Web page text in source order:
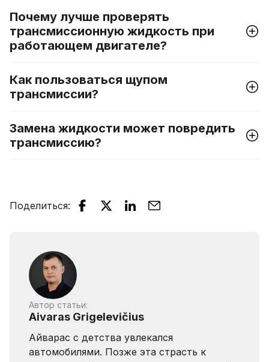
Почему лучше проверять
трансмиссионную жидкость при
работающем двигателе?
Как пользоваться щупом
трансмиссии?
Замена жидкости может повредить
трансмиссию?
Поделиться:
Автор статьи:
Aivaras Grigelevičius
Айварас с детства увлекался
автомобилями. Позже эта страсть к